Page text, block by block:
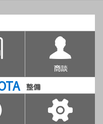
商談
整備